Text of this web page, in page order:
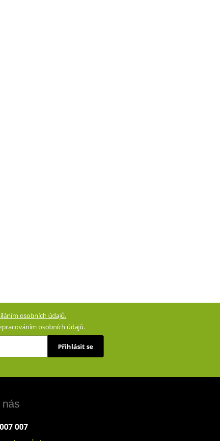
osobních údajů.
osobních údajů.
Přihlásit se
007